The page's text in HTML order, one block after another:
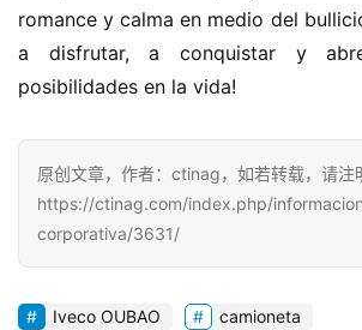
romance y calma en medio del
a disfrutar, a conquistar y
posibilidades en la vida!
原创文章，作者：ctinag，如若转载，请注
https://ctinag.com/index.php/
corporativa/3631/
Iveco OUBAO camioneta